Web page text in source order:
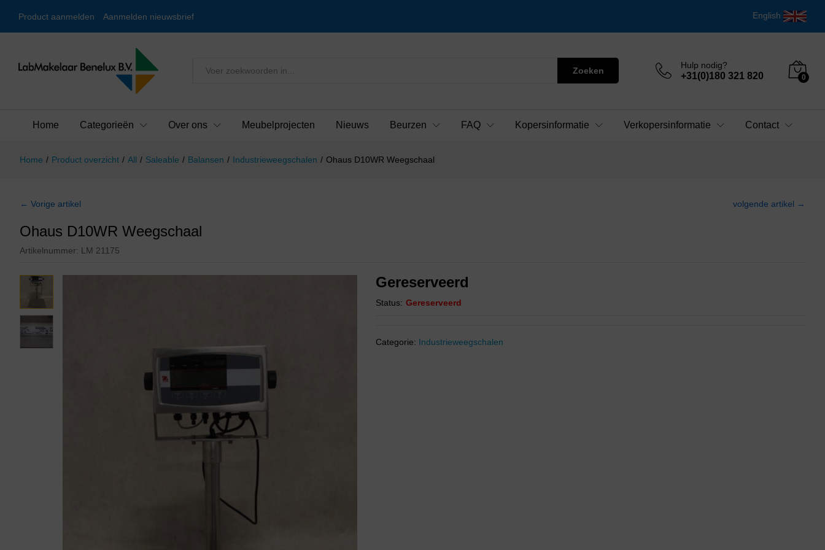
Product aanmelden Aanmelden nieuwsbrief English
Alles Zoeken
Hulp nodig?
+31(0)180 321 820 0
Home Categorieën Over ons Meubelprojecten Nieuws Beurzen FAQ Kopersinformatie Verkopersinformatie Contact
Home / Product overzicht / All / Saleable / Balansen / Industrieweegschalen / Ohaus D10WR Weegschaal
← Vorige artikel volgende artikel →
Ohaus D10WR Weegschaal
Artikelnummer: LM 21175
Gereserveerd
Status: Gereserveerd
Categorie: Industrieweegschalen